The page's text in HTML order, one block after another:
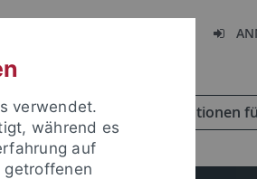
Informationen
verwendet.
während es
auf
getroffenen